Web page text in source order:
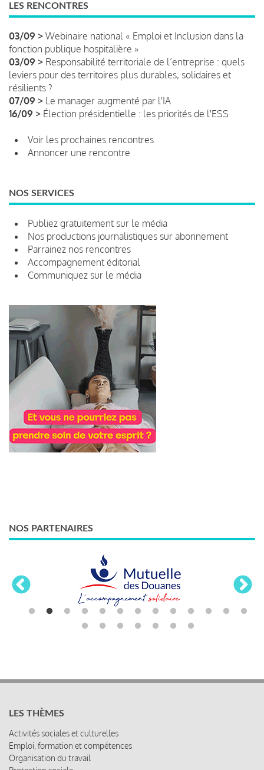
LES RENCONTRES
03/09 > Webinaire national « Emploi et Inclusion dans la
fonction publique hospitalière »
03/09 > Responsabilité territoriale de l’entreprise : quels
leviers pour des territoires plus durables, solidaires et
résilients ?
07/09 > Le manager augmenté par l'IA
16/09 > Élection présidentielle : les priorités de l'ESS
Voir les prochaines rencontres
Annoncer une rencontre
NOS SERVICES
Publiez gratuitement sur le média
Nos productions journalistiques sur abonnement
Parrainez nos rencontres
Accompagnement éditorial
Communiquez sur le média
NOS PARTENAIRES
LES THÈMES
Activités sociales et culturelles
Emploi, formation et compétences
Organisation du travail